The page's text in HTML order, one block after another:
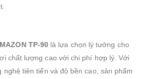
TP-90 là lựa chọn lý tưởng cho
chất lượng cao với chi phí hợp lý. Với
nghệ tiên tiến và độ bền cao, sản phẩm